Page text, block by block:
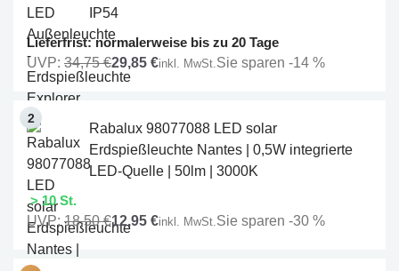
IP54
Lieferfrist: normalerweise bis zu 20 Tage
UVP: 34,75 €29,85 €inkl. MwSt.Sie sparen -14 %
Rabalux 98077088 LED solar
Erdspießleuchte Nantes | 0,5W integrierte
LED-Quelle | 50lm | 3000K
> 10 St.
UVP: 18,50 €12,95 €inkl. MwSt.Sie sparen -30 %